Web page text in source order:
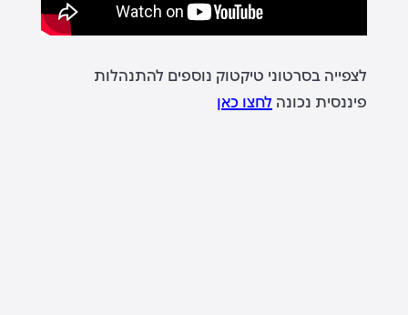
לצפייה בסרטוני טיקטוק נוספים להתנהלות
פיננסית נכונה לחצו כאן